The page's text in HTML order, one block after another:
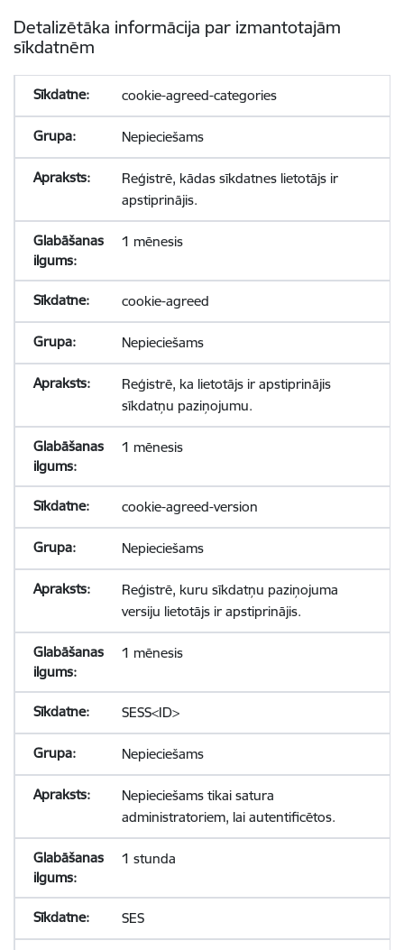
Detalizētāka informācija par izmantotajām
sīkdatnēm
cookie-agreed-categories
Nepieciešams
Reģistrē, kādas sīkdatnes lietotājs ir
apstiprinājis.
1 mēnesis
cookie-agreed
Nepieciešams
Reģistrē, ka lietotājs ir apstiprinājis
sīkdatņu paziņojumu.
1 mēnesis
cookie-agreed-version
Nepieciešams
Reģistrē, kuru sīkdatņu paziņojuma
versiju lietotājs ir apstiprinājis.
1 mēnesis
SESS<ID>
Nepieciešams
Nepieciešams tikai satura
administratoriem, lai autentificētos.
1 stunda
SES